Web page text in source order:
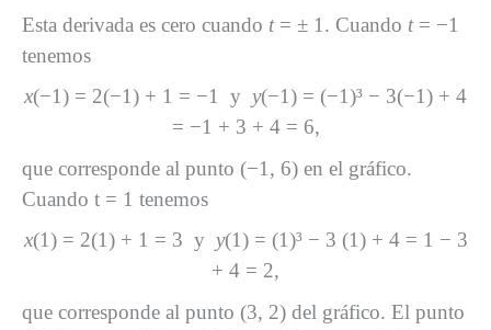
Esta derivada es cero cuando t= ± 1. Cuando t= −1
tenemos
x(−1) = 2(−1) + 1 = −1 y y(−1) = (−1)³ − 3(−1) + 4
= −1 + 3 + 4 = 6,
que corresponde al punto (−1, 6) en el gráfico.
Cuando t = 1 tenemos
x(1) = 2(1) + 1 = 3 y y(1) = (1)³ − 3 (1) + 4 = 1 − 3
+ 4 = 2,
que corresponde al punto (3, 2) del gráfico. El punto